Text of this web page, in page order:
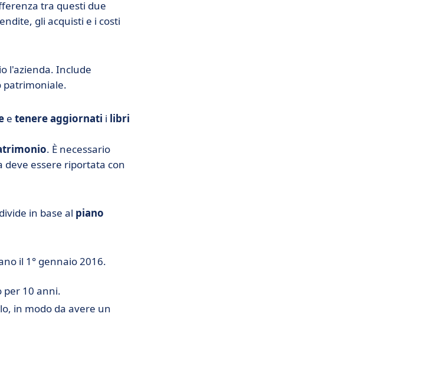
tra questi due
gli acquisti e i costi
l'azienda. Include
patrimoniale.
e tenereaggiornati i libri
. È necessario
essere riportata con
in base al piano
il 1° gennaio 2016.
per 10 anni.
in modo da avere un